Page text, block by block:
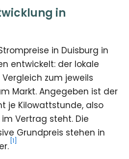
in
in Duisburg in
entwickelt: der lokale
zum jeweils
Markt. Angegeben ist der
je Kilowattstunde, also
Vertrag steht. Die
Grundpreis stehen in
[1]